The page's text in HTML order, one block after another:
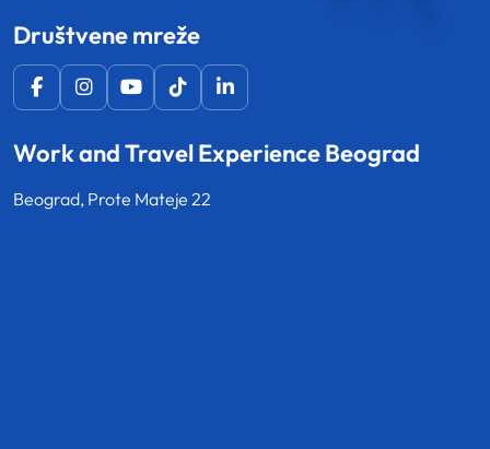
Društvene mreže
Work and Travel Experience Beograd
Beograd, Prote Mateje 22